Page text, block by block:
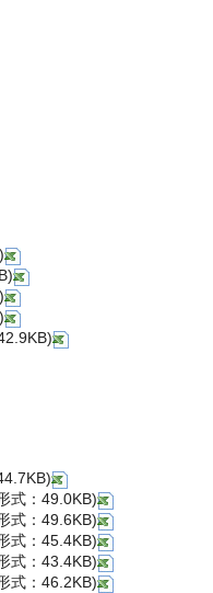
式：49.0KB)
式：49.6KB)
式：45.4KB)
式：43.4KB)
式：46.2KB)